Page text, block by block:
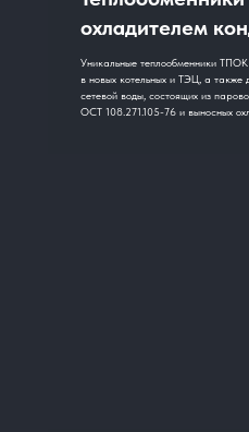
охладителем
Уникальные теплообменники
в новых котельных и ТЭЦ, а также
сетевой воды, состоящих из
ОСТ 108.271.105-76 и выносных